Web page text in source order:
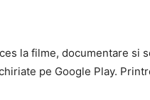
la filme, documentare
pe Google Play.